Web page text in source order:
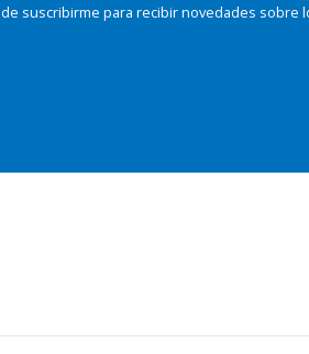
suscribirme para recibir novedades sobre